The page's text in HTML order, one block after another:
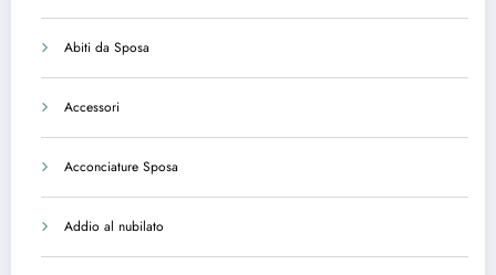
Abiti da Sposa
Accessori
Acconciature Sposa
Addio al nubilato